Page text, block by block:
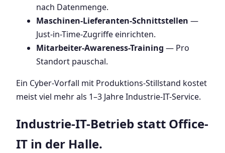
nach Datenmenge.
Maschinen-Lieferanten-Schnittstellen —
Just-in-Time-Zugriffe einrichten.
Mitarbeiter-Awareness-Training — Pro
Standort pauschal.
Ein Cyber-Vorfall mit Produktions-Stillstand kostet
meist viel mehr als 1–3 Jahre Industrie-IT-Service.
Industrie-IT-Betrieb statt Office-
IT in der Halle.